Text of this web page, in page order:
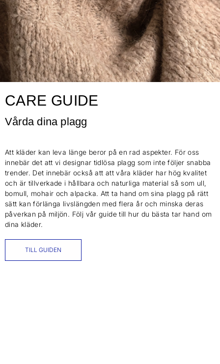
CARE GUIDE
Vårda dina plagg
Att kläder kan leva länge beror på en rad aspekter. För oss
innebär det att vi designar tidlösa plagg som inte följer snabba
trender. Det innebär också att att våra kläder har hög kvalitet
och är tillverkade i hållbara och naturliga material så som ull,
bomull, mohair och alpacka. Att ta hand om sina plagg på rätt
sätt kan förlänga livslängden med flera år och minska deras
påverkan på miljön. Följ vår guide till hur du bästa tar hand om
dina kläder.
TILL GUIDEN